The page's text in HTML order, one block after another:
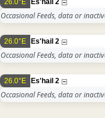
26.0°E Es'hail 2
Occasional Feeds, data or
26.0°E Es'hail 2
Occasional Feeds, data or
26.0°E Es'hail 2
Occasional Feeds, data or